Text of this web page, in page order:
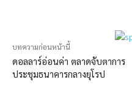
บทความก่อนหน้านี้
ดอลลาร์อ่อนค่า ตลาดจับตาการ
ประชุมธนาคารกลางยุโรป